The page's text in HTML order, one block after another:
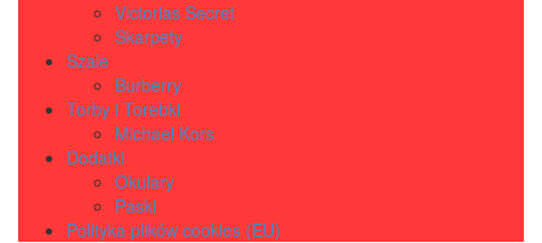
Victorias Secret
Skarpety
Szale
Burberry
Torby i Torebki
Michael Kors
Dodatki
Okulary
Paski
Polityka plików cookies (EU)